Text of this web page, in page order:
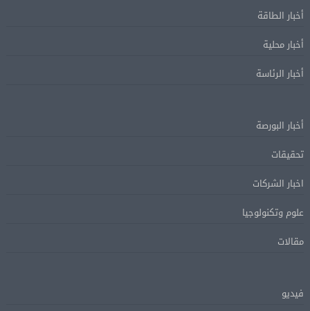
أخبار الطاقة
أخبار محلية
أخبار الرئاسة
أخبار البورصة
تحقيقات
اخبار الشركات
علوم وتكنولوجيا
مقالات
فيديو